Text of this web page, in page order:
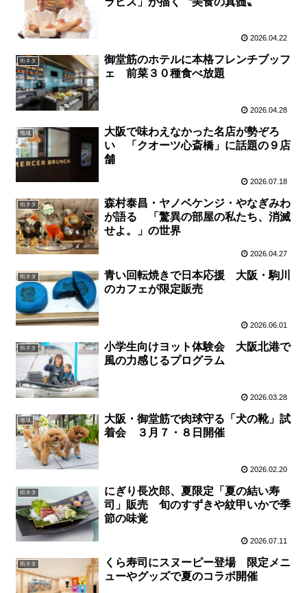
2026.04.22
街ネタ
御堂筋のホテルに本格フレンチブッフ
ェ 前菜３０種食べ放題
2026.04.28
地域
大阪で味わえなかった名店が勢ぞろ
い 「クオーツ心斎橋」に話題の９店
舗
2026.07.18
街ネタ
森村泰昌・ヤノベケンジ・やなぎみわ
が語る 「驚異の部屋の私たち、消滅
せよ。」の世界
2026.04.27
街ネタ
青い回転焼きで日本応援 大阪・駒川
のカフェが限定販売
2026.06.01
街ネタ
小学生向けヨット体験会 大阪北港で
風の力感じるプログラム
2026.03.28
地域
大阪・御堂筋で肉球守る「犬の靴」試
着会 ３月７・８日開催
2026.02.20
街ネタ
にぎり長次郎、夏限定「夏の結い寿
司」販売 旬のすずきや紋甲いかで季
節の味覚
2026.07.11
街ネタ
くら寿司にスヌーピー登場 限定メニ
ューやグッズで夏のコラボ開催